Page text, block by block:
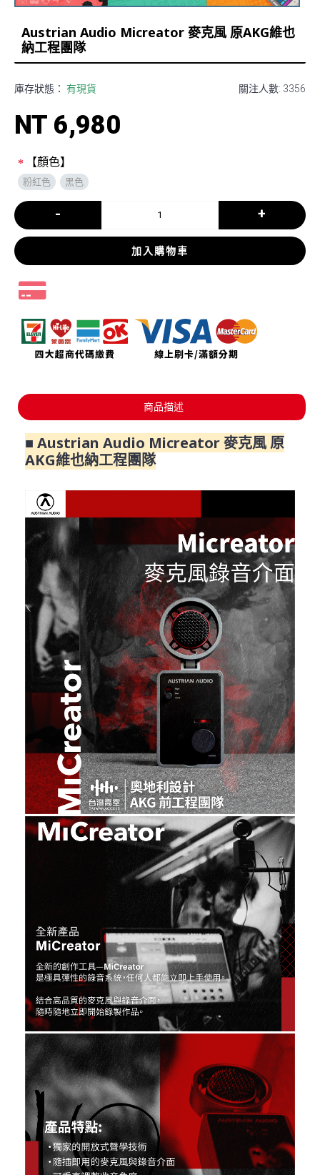
Austrian Audio Micreator 麥克風 原AKG維也
納工程團隊
關注人數: 3356
庫存狀態： 有現貨
NT 6,980
【顏色】
粉紅色 黑色
- +
加入購物車
商品描述
■ Austrian Audio Micreator 麥克風 原
AKG維也納工程團隊